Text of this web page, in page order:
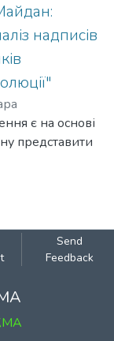
надписів
є на основі
представити
У статті
Майдані були
різних вікових,
прийшли
Send
Feedback